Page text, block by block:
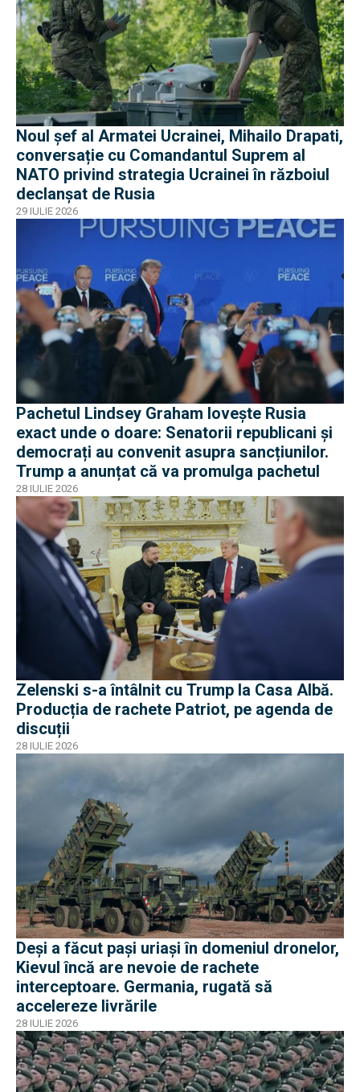
Noul șef al Armatei Ucrainei, Mihailo Drapati,
conversație cu Comandantul Suprem al
NATO privind strategia Ucrainei în războiul
declanșat de Rusia
29 IULIE 2026
Pachetul Lindsey Graham lovește Rusia
exact unde o doare: Senatorii republicani și
democrați au convenit asupra sancțiunilor.
Trump a anunțat că va promulga pachetul
28 IULIE 2026
Zelenski s-a întâlnit cu Trump la Casa Albă.
Producția de rachete Patriot, pe agenda de
discuții
28 IULIE 2026
Deși a făcut pași uriași în domeniul dronelor,
Kievul încă are nevoie de rachete
interceptoare. Germania, rugată să
accelereze livrările
28 IULIE 2026